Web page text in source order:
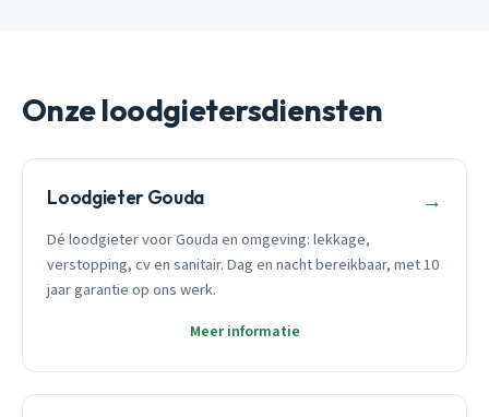
Onze loodgietersdiensten
Loodgieter Gouda →
Dé loodgieter voor Gouda en omgeving: lekkage,
verstopping, cv en sanitair. Dag en nacht bereikbaar, met 10
jaar garantie op ons werk.
Meer informatie